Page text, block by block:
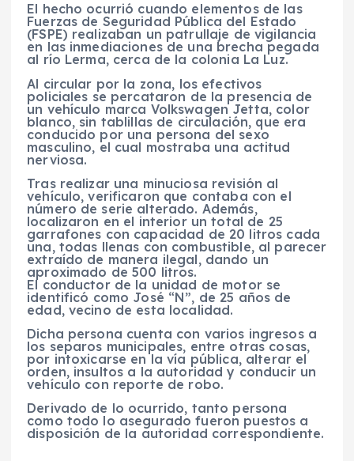
El hecho ocurrió cuando elementos de las
Fuerzas de Seguridad Pública del Estado
(FSPE) realizaban un patrullaje de vigilancia
en las inmediaciones de una brecha pegada
al río Lerma, cerca de la colonia La Luz.
Al circular por la zona, los efectivos
policiales se percataron de la presencia de
un vehículo marca Volkswagen Jetta, color
blanco, sin tablillas de circulación, que era
conducido por una persona del sexo
masculino, el cual mostraba una actitud
nerviosa.
Tras realizar una minuciosa revisión al
vehículo, verificaron que contaba con el
número de serie alterado. Además,
localizaron en el interior un total de 25
garrafones con capacidad de 20 litros cada
una, todas llenas con combustible, al parecer
extraído de manera ilegal, dando un
aproximado de 500 litros.
El conductor de la unidad de motor se
identificó como José “N”, de 25 años de
edad, vecino de esta localidad.
Dicha persona cuenta con varios ingresos a
los separos municipales, entre otras cosas,
por intoxicarse en la vía pública, alterar el
orden, insultos a la autoridad y conducir un
vehículo con reporte de robo.
Derivado de lo ocurrido, tanto persona
como todo lo asegurado fueron puestos a
disposición de la autoridad correspondiente.